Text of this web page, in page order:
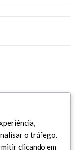
o tráfego.
clicando em